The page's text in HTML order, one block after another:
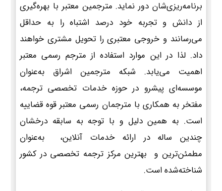
برنامه‌ریزی‌شان دور نماید. مترجمین معتبر با بهره‌گیری
از دانش و تجربه خود درصد اشتباه را به حداقل
می‌رسانند و خروجی معتبری را تحویل مشتری خواهند
داد. لذا در این موارد استفاده از مترجم رسمی معتبر
اهمیت می‌یابد. شبکه مترجمین اشراق به‌عنوان
موسسه‌ای پیشرو در حوزه خدمات تخصصی ترجمه،
مفتخر به همکاری با مترجمان رسمی معتبر قوه قضاییه
است. به همین دلیل و با توجه به سابقه درخشان
چندین ساله در ارائه خدمات آنلاین، به‌عنوان
مطمئن‌ترین و بهترین مرکز ترجمه تخصصی در کشور
شناخته‌شده است.